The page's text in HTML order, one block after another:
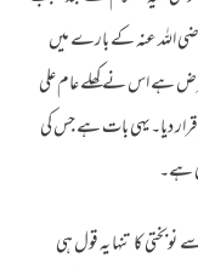
اللہ عنہ کے بارے میں
فرض ہے اس نے کھلے عام علی
دیا۔یہی بات ہے جس کی
ہے۔
کا تنہا یہ قول ہی